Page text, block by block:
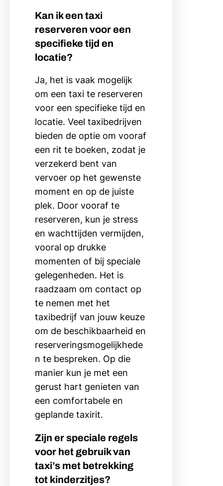
Kan ik een taxi
reserveren voor een
specifieke tijd en
locatie?
Ja, het is vaak mogelijk
om een taxi te reserveren
voor een specifieke tijd en
locatie. Veel taxibedrijven
bieden de optie om vooraf
een rit te boeken, zodat je
verzekerd bent van
vervoer op het gewenste
moment en op de juiste
plek. Door vooraf te
reserveren, kun je stress
en wachttijden vermijden,
vooral op drukke
momenten of bij speciale
gelegenheden. Het is
raadzaam om contact op
te nemen met het
taxibedrijf van jouw keuze
om de beschikbaarheid en
reserveringsmogelijkhede
n te bespreken. Op die
manier kun je met een
gerust hart genieten van
een comfortabele en
geplande taxirit.
Zijn er speciale regels
voor het gebruik van
taxi’s met betrekking
tot kinderzitjes?